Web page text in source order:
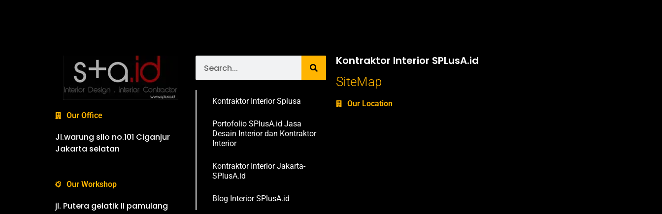
Our Office
Jl.warung silo no.101 Ciganjur
Jakarta selatan
Our Workshop
jl. Putera gelatik II pamulang
Kontraktor Interior Splusa
Portofolio SPlusA.id Jasa
Desain Interior dan Kontraktor
Interior
Kontraktor Interior Jakarta-
SPlusA.id
Blog Interior SPlusA.id
Kontraktor Interior SPLusA.id
SiteMap
Our Location